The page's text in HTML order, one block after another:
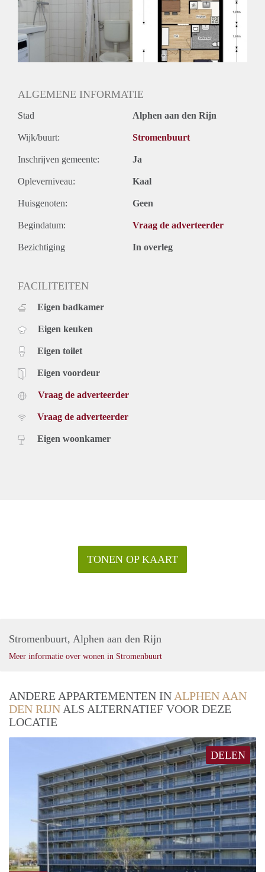
ALGEMENE INFORMATIE
Stad Alphen aan den Rijn
Wijk/buurt: Stromenbuurt
Inschrijven gemeente: Ja
Opleverniveau: Kaal
Huisgenoten: Geen
Begindatum: Vraag de adverteerder
Bezichtiging In overleg
FACILITEITEN
Eigen badkamer
Eigen keuken
Eigen toilet
Eigen voordeur
Vraag de adverteerder
Vraag de adverteerder
Eigen woonkamer
TONEN OP KAART
Stromenbuurt, Alphen aan den Rijn
Meer informatie over wonen in Stromenbuurt
ANDERE APPARTEMENTEN IN ALPHEN AAN
DEN RIJN ALS ALTERNATIEF VOOR DEZE
LOCATIE
DELEN